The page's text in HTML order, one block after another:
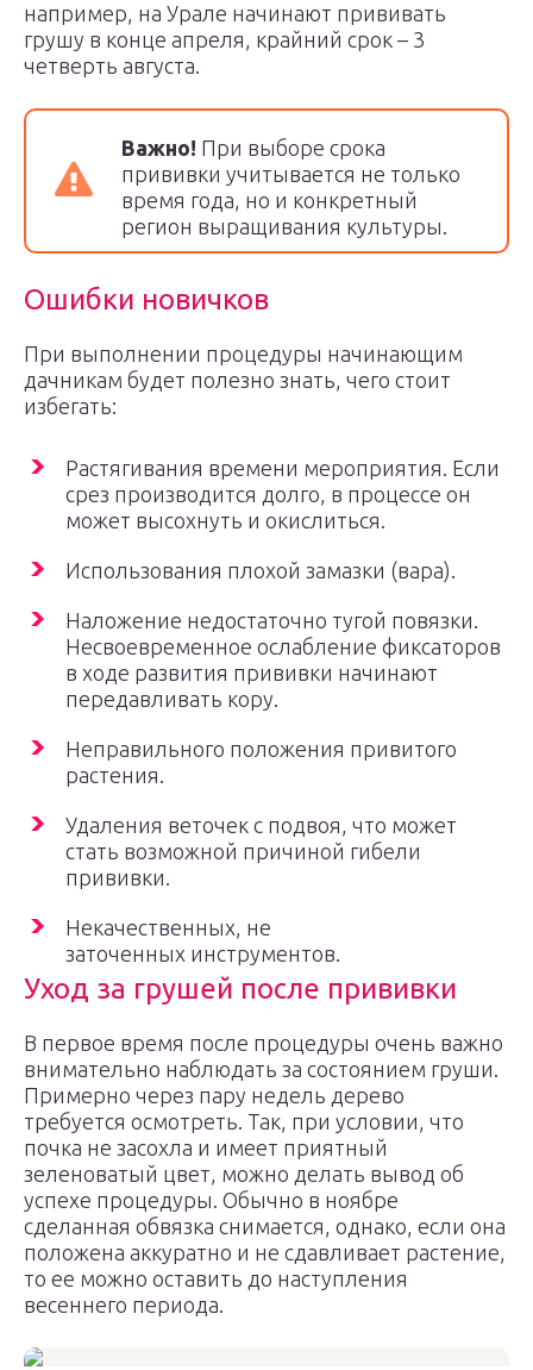
например, на Урале начинают прививать
грушу в конце апреля, крайний срок – 3
четверть августа.
Важно! При выборе срока
прививки учитывается не только
время года, но и конкретный
регион выращивания культуры.
Ошибки новичков
При выполнении процедуры начинающим
дачникам будет полезно знать, чего стоит
избегать:
Растягивания времени мероприятия. Если
срез производится долго, в процессе он
может высохнуть и окислиться.
Использования плохой замазки (вара).
Наложение недостаточно тугой повязки.
Несвоевременное ослабление фиксаторов
в ходе развития прививки начинают
передавливать кору.
Неправильного положения привитого
растения.
Удаления веточек с подвоя, что может
стать возможной причиной гибели
прививки.
Некачественных, не
заточенных инструментов.
Уход за грушей после прививки
В первое время после процедуры очень важно
внимательно наблюдать за состоянием груши.
Примерно через пару недель дерево
требуется осмотреть. Так, при условии, что
почка не засохла и имеет приятный
зеленоватый цвет, можно делать вывод об
успехе процедуры. Обычно в ноябре
сделанная обвязка снимается, однако, если она
положена аккуратно и не сдавливает растение,
то ее можно оставить до наступления
весеннего периода.